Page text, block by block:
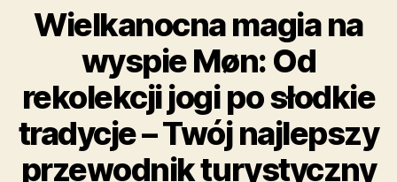
Wielkanocna magia na
wyspie Møn: Od
rekolekcji jogi po słodkie
tradycje – Twój najlepszy
przewodnik turystyczny